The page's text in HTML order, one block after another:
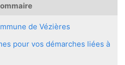
de Vézières
pour vos démarches liées à